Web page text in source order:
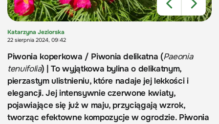
Katarzyna Jeziorska
22 sierpnia 2024, 09:42
Piwonia koperkowa / Piwonia delikatna (Paeonia
tenuifolia) | To wyjątkowa bylina o delikatnym,
pierzastym ulistnieniu, które nadaje jej lekkości i
elegancji. Jej intensywnie czerwone kwiaty,
pojawiające się już w maju, przyciągają wzrok,
tworząc efektowne kompozycje w ogrodzie. Piwonia